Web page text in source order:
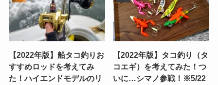
【2022年版】船タコ釣りお
すすめロッドを考えてみ
た！ハイエンドモデルのリ
【2022年版】タコ釣り（タ
コエギ）を考えてみた！つ
いに…シマノ参戦！※5/22